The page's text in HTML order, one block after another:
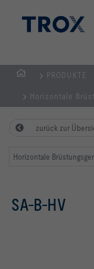
AUSTRIA
CEE
Geräte
zur
PRODUKTE
Horizontale
zurück zur
Horizontale
SA-B-HV